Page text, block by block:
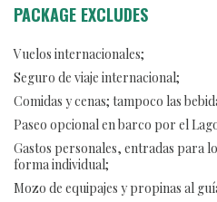
PACKAGE EXCLUDES
Vuelos internacionales;
Seguro de viaje internacional;
Comidas y cenas; tampoco las
Paseo opcional en barco por el
Gastos personales, entradas para
forma individual;
Mozo de equipajes y propinas al